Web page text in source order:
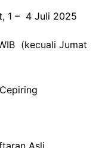
1 – 4 Juli 2025
(kecuali Jumat
Asli